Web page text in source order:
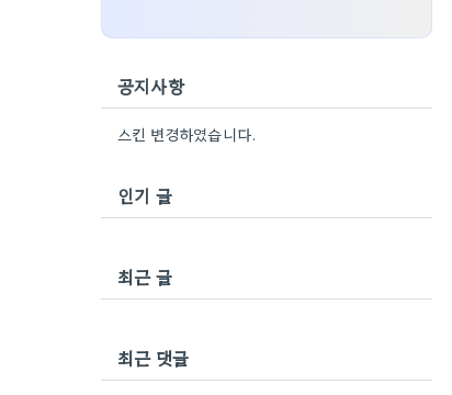
공지사항
스킨 변경하였습니다.
인기 글
최근 글
최근 댓글